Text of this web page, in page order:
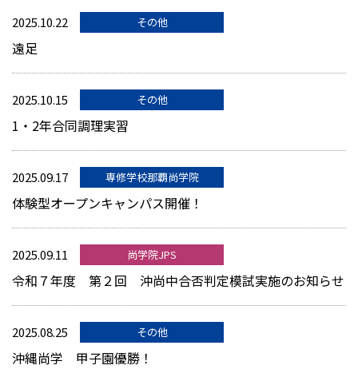
2025.10.22 その他
遠足
2025.10.15 その他
1・2年合同調理実習
2025.09.17 専修学校那覇尚学院
体験型オープンキャンパス開催！
2025.09.11 尚学院JPS
令和７年度 第２回 沖尚中合否判定模試実施のお知らせ
2025.08.25 その他
沖縄尚学 甲子園優勝！